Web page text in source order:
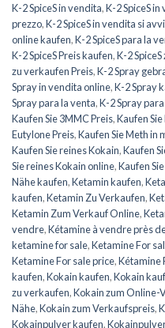
K-2 SpiceS in vendita,K-2 SpiceS
prezzo,K-2 SpiceS in vendita si
online kaufen,K-2 SpiceS para la
K-2 SpiceS Preis kaufen,K-2
zu verkaufen Preis,K-2 Spray
Spray in vendita online,K-2 Spray
Spray para la venta,K-2 Spray
Kaufen Sie 3MMC Preis,Kaufen
Eutylone Preis,Kaufen Sie Meth in
Kaufen Sie reines Kokain,Kaufen
Sie reines Kokain online,Kaufen
Nähe kaufen,Ketamin kaufen,
kaufen,Ketamin Zu Verkaufen,
Ketamin Zum Verkauf Online,
vendre,Kétamine à vendre près
ketamine for sale,Ketamine For
Ketamine For sale price,Kétamine
kaufen,Kokain kaufen,Kokain
zu verkaufen,Kokain zum Online-
Nähe,Kokain zum Verkaufspreis,
Kokainpulver kaufen,